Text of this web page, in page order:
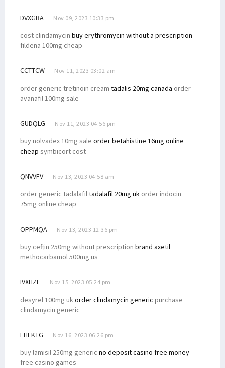
DVXGBA Nov 09, 2023 10:33 pm
cost clindamycin buy erythromycin without a prescription
fildena 100mg cheap
CCTTCW Nov 11, 2023 03:02 am
order generic tretinoin cream tadalis 20mg canada order
avanafil 100mg sale
GUDQLG Nov 11, 2023 04:56 pm
buy nolvadex 10mg sale order betahistine 16mg online
cheap symbicort cost
QNVVFV Nov 13, 2023 04:58 am
order generic tadalafiltadalafil 20mg uk order indocin
75mg online cheap
OPPMQA Nov 13, 2023 12:36 pm
buy ceftin 250mg without prescription brand axetil
methocarbamol 500mg us
IVXHZE Nov 15, 2023 05:24 pm
desyrel 100mg ukorder clindamycin generic purchase
clindamycin generic
EHFKTG Nov 16, 2023 06:26 pm
buy lamisil 250mg generic no deposit casino free money
free casino games